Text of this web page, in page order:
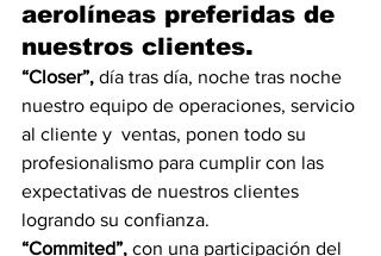
aerolíneas preferidas de
nuestros clientes.
“Closer”, día tras día, noche tras noche
nuestro equipo de operaciones, servicio
al cliente y  ventas, ponen todo su
profesionalismo para cumplir con las
expectativas de nuestros clientes
logrando su confianza.
“Commited”, con una participación del